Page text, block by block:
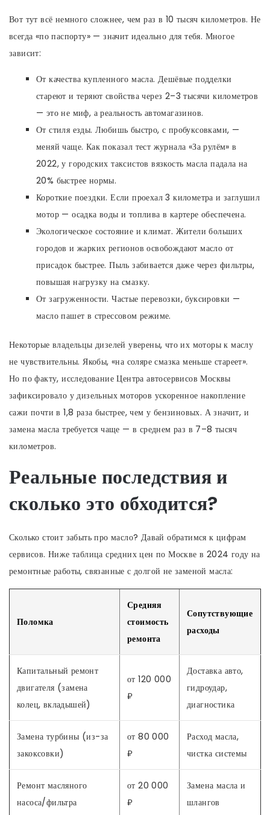
Вот тут всё немного сложнее, чем раз в 10 тысяч километров. Не
всегда «по паспорту» — значит идеально для тебя. Многое
зависит:
От качества купленного масла. Дешёвые подделки
стареют и теряют свойства через 2–3 тысячи километров
— это не миф, а реальность автомагазинов.
От стиля езды. Любишь быстро, с пробуксовками, —
меняй чаще. Как показал тест журнала «За рулём» в
2022, у городских таксистов вязкость масла падала на
20% быстрее нормы.
Короткие поездки. Если проехал 3 километра и заглушил
мотор — осадка воды и топлива в картере обеспечена.
Экологическое состояние и климат. Жители больших
городов и жарких регионов освобождают масло от
присадок быстрее. Пыль забивается даже через фильтры,
повышая нагрузку на смазку.
От загруженности. Частые перевозки, буксировки —
масло пашет в стрессовом режиме.
Некоторые владельцы дизелей уверены, что их моторы к маслу
не чувствительны. Якобы, «на соляре смазка меньше стареет».
Но по факту, исследование Центра автосервисов Москвы
зафиксировало у дизельных моторов ускоренное накопление
сажи почти в 1,8 раза быстрее, чем у бензиновых. А значит, и
замена масла требуется чаще — в среднем раз в 7–8 тысяч
километров.
Реальные последствия и
сколько это обходится?
Сколько стоит забыть про масло? Давай обратимся к цифрам
сервисов. Ниже таблица средних цен по Москве в 2024 году на
ремонтные работы, связанные с долгой не заменой масла:
Поломка
Средняя
стоимость
ремонта
Сопутствующие
расходы
Капитальный ремонт
двигателя (замена
колец, вкладышей)
от 120 000
₽
Доставка авто,
гидроудар,
диагностика
Замена турбины (из-за
закоксовки)
от 80 000
₽
Расход масла,
чистка системы
Ремонт масляного
насоса/фильтра
от 20 000
₽
Замена масла и
шлангов